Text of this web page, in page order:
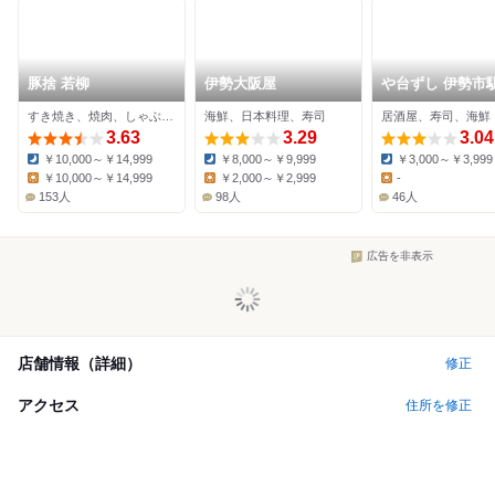
豚捨 若柳
3.63
Dinner:
￥10,000～￥14,999
￥10,000～￥14,999
153人
伊勢大阪屋
海鮮、日本料理、寿司
3.29
Dinner:
￥8,000～￥9,999
Lunch:
￥2,000～￥2,999
98人
や台ずし 伊勢市
町
居酒屋、寿司、海鮮
3.04
Dinner:
￥3,000～￥3,999
Lunch:
-
46人
広告を非表示
店舗情報（詳細） 修正
アクセス 住所を修正